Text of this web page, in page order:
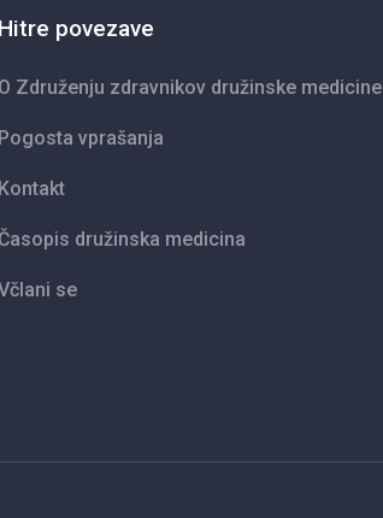
Hitre povezave
O Združenju zdravnikov družinske medicine
Pogosta vprašanja
Kontakt
Časopis družinska medicina
se